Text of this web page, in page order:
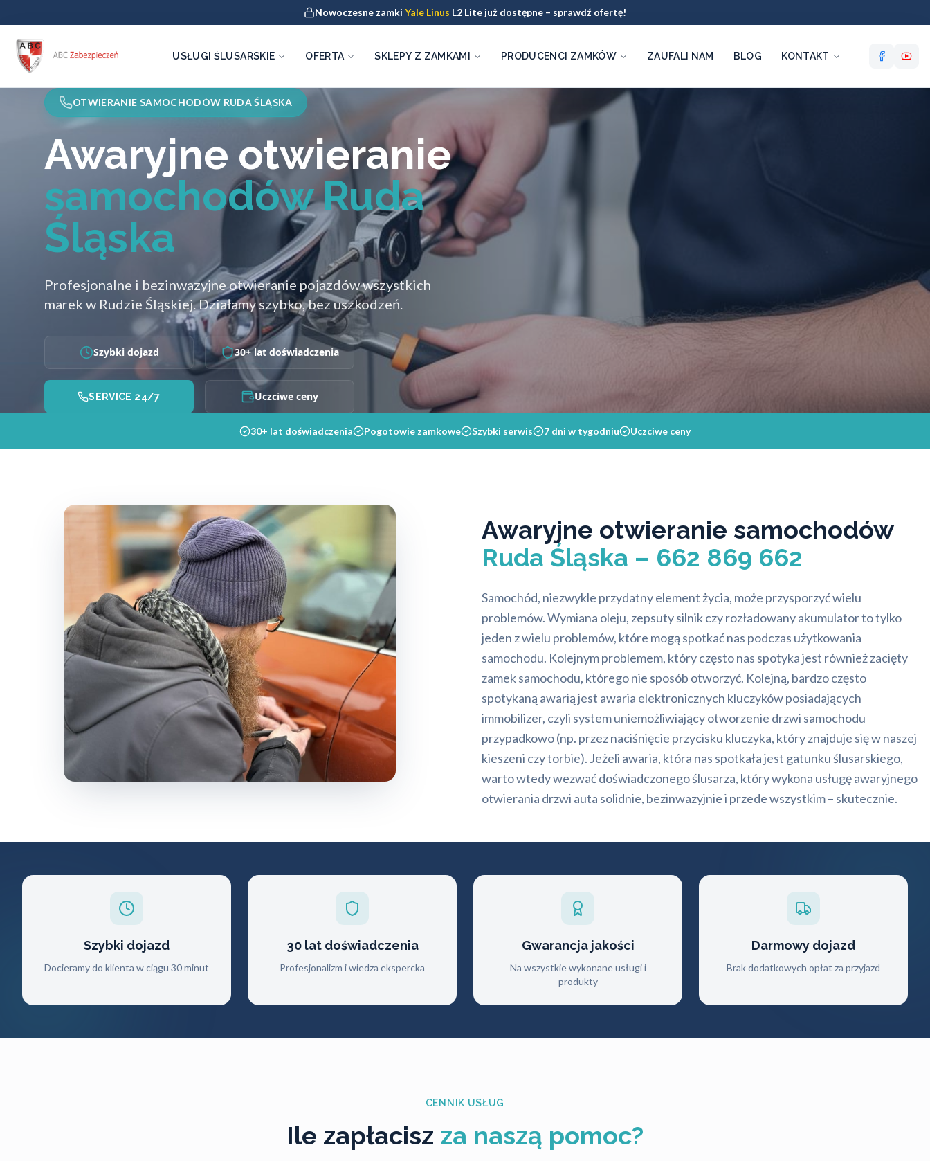
Nowoczesne zamki Yale Linus L2 Lite już dostępne – sprawdź ofertę!
USŁUGI ŚLUSARSKIE OFERTA SKLEPY Z ZAMKAMI PRODUCENCI ZAMKÓW ZAUFALI NAM BLOG KONTAKT
OTWIERANIE SAMOCHODÓW RUDA ŚLĄSKA
Awaryjne otwieranie
samochodów Ruda
Śląska
Profesjonalne i bezinwazyjne otwieranie pojazdów wszystkich
marek w Rudzie Śląskiej. Działamy szybko, bez uszkodzeń.
Szybki dojazd 30+ lat doświadczenia
SERVICE 24/7 Uczciwe ceny
30+ lat doświadczenia Pogotowie zamkowe Szybki serwis 7 dni w tygodniu Uczciwe ceny
Awaryjne otwieranie samochodów
Ruda Śląska – 662 869 662
Samochód, niezwykle przydatny element życia, może przysporzyć wielu
problemów. Wymiana oleju, zepsuty silnik czy rozładowany akumulator to tylko
jeden z wielu problemów, które mogą spotkać nas podczas użytkowania
samochodu. Kolejnym problemem, który często nas spotyka jest również zacięty
zamek samochodu, którego nie sposób otworzyć. Kolejną, bardzo często
spotykaną awarią jest awaria elektronicznych kluczyków posiadających
immobilizer, czyli system uniemożliwiający otworzenie drzwi samochodu
przypadkowo (np. przez naciśnięcie przycisku kluczyka, który znajduje się w naszej
kieszeni czy torbie). Jeżeli awaria, która nas spotkała jest gatunku ślusarskiego,
warto wtedy wezwać doświadczonego ślusarza, który wykona usługę awaryjnego
otwierania drzwi auta solidnie, bezinwazyjnie i przede wszystkim – skutecznie.
Szybki dojazd
Docieramy do klienta w ciągu 30 minut
30 lat doświadczenia
Profesjonalizm i wiedza ekspercka
Gwarancja jakości
Na wszystkie wykonane usługi i
produkty
Darmowy dojazd
Brak dodatkowych opłat za przyjazd
CENNIK USŁUG
Ile zapłacisz za naszą pomoc?